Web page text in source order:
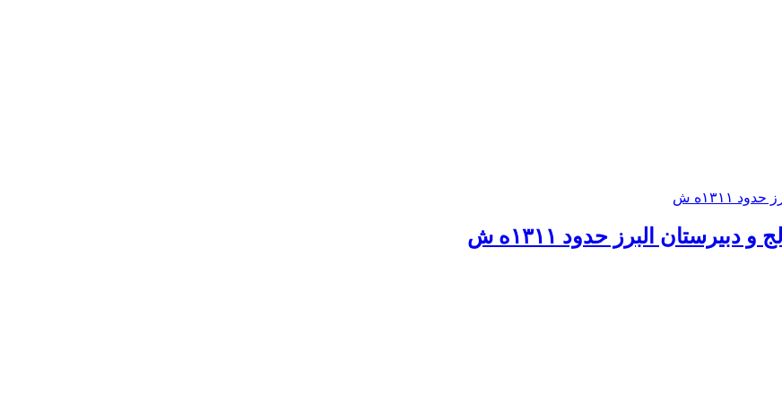
البرز حدود ۱۳۱۱ه ش